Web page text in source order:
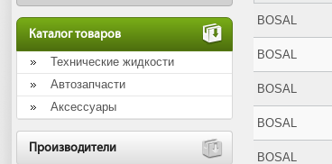
Каталог товаров
Технические жидкости
Автозапчасти
Аксессуары
Производители
BOSAL
BOSAL
BOSAL
BOSAL
BOSAL